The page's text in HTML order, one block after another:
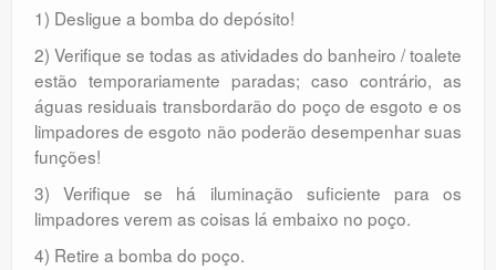
1) Desligue a bomba do depósito!
2) Verifique se todas as atividades do banheiro / toalete
estão temporariamente paradas; caso contrário, as
águas residuais transbordarão do poço de esgoto e os
limpadores de esgoto não poderão desempenhar suas
funções!
3) Verifique se há iluminação suficiente para os
limpadores verem as coisas lá embaixo no poço.
4) Retire a bomba do poço.